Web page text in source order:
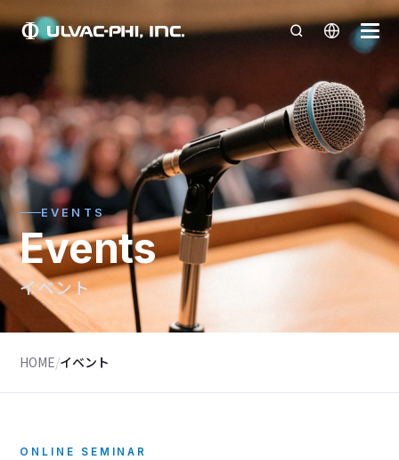
EVENTS
Events
イベント
HOME/イベント
ONLINE SEMINAR